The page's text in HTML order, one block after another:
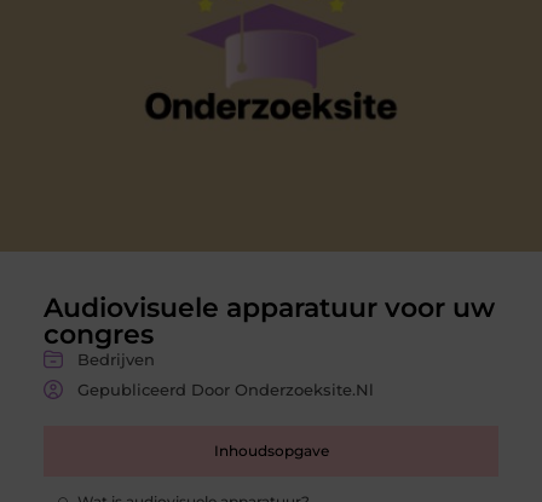
Audiovisuele apparatuur voor uw
congres
Bedrijven
Gepubliceerd Door Onderzoeksite.nl
Inhoudsopgave